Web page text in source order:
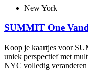
New York
SUMMIT One
Koop je kaartjes voor
uniek perspectief met
NYC volledig veranderen